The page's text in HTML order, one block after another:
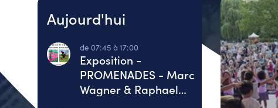
Aujourd'hui
de 07:45 à 17:00
Exposition -
PROMENADES - Marc
Wagner & Raphael